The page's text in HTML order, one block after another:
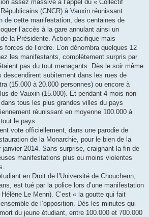
assez massive à l’appel du « Collectif
(CNCR) à Vauxin réunissant
de cette manifestation, des centaines de
l’accès à la gare annulant ainsi un
la Présidente. Action pacifique mais
forces de l’ordre. L’on dénombra quelques 12
les manifestants, complètement surpris par
pas du tout menaçants. Dès le soir même
descendirent subitement dans les rues de
(15.000 à 20.000 personnes) ou encore à
de Vauxin (15.000). Et pendant 4 mois non
tous les plus grandes villes du pays
réunissant en moyenne 100.000 à
le pays.
vote officiellement, dans une parodie de
de la Monarchie, pour le bien de la
janvier 2014. Sans surprise, craignant la fin de
manifestations plus ou moins violentes
en Droit de l’Université de Chouchenn,
est tué par la police lors d’une manifestation
Le Menn). C’est « la goutte qui fait
de l’opposition. Dès les minutes qui
du jeune étudiant, entre 100.000 et 700.000